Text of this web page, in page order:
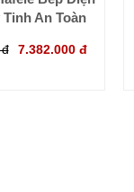
An Toàn
7.382.000 đ